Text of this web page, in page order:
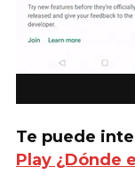
Te puede
Play ¿Dónde